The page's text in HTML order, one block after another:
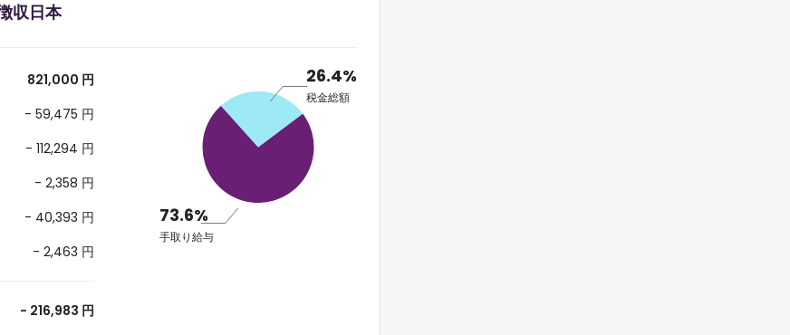
収日本
821,000 円
- 59,475 円
- 112,294 円
- 2,358 円
- 40,393 円
- 2,463 円
- 216,983 円
26.4%
税金総額
73.6%
手取り給与